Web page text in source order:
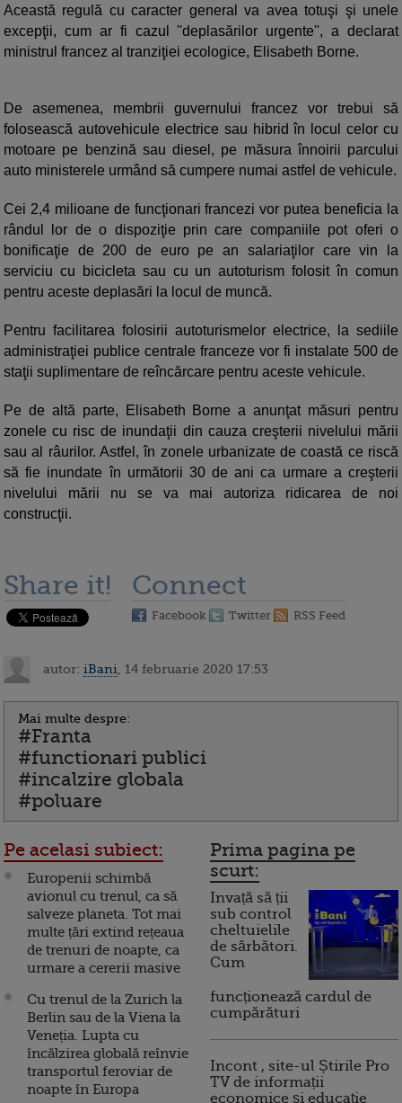
Această regulă cu caracter general va avea totuşi şi unele
excepţii, cum ar fi cazul ''deplasărilor urgente'', a declarat
ministrul francez al tranziţiei ecologice, Elisabeth Borne.
De asemenea, membrii guvernului francez vor trebui să
folosească autovehicule electrice sau hibrid în locul celor cu
motoare pe benzină sau diesel, pe măsura înnoirii parcului
auto ministerele urmând să cumpere numai astfel de vehicule.
Cei 2,4 milioane de funcţionari francezi vor putea beneficia la
rândul lor de o dispoziţie prin care companiile pot oferi o
bonificaţie de 200 de euro pe an salariaţilor care vin la
serviciu cu bicicleta sau cu un autoturism folosit în comun
pentru aceste deplasări la locul de muncă.
Pentru facilitarea folosirii autoturismelor electrice, la sediile
administraţiei publice centrale franceze vor fi instalate 500 de
staţii suplimentare de reîncărcare pentru aceste vehicule.
Pe de altă parte, Elisabeth Borne a anunţat măsuri pentru
zonele cu risc de inundaţii din cauza creşterii nivelului mării
sau al râurilor. Astfel, în zonele urbanizate de coastă ce riscă
să fie inundate în următorii 30 de ani ca urmare a creşterii
nivelului mării nu se va mai autoriza ridicarea de noi
construcţii.
Share it! Connect
Facebook Twitter RSS Feed
autor: iBani , 14 februarie 2020 17:53
Mai multe despre:
#Franta
#functionari publici
#incalzire globala
#poluare
Pe acelasi subiect:
Europenii schimbă
avionul cu trenul, ca să
salveze planeta. Tot mai
multe țări extind rețeaua
de trenuri de noapte, ca
urmare a cererii masive
Cu trenul de la Zurich la
Berlin sau de la Viena la
Veneția. Lupta cu
încălzirea globală reînvie
transportul feroviar de
noapte în Europa
Prima pagina pe
scurt:
Invață să ții
sub control
cheltuielile
de sărbători.
Cum
funcționează cardul de
cumpărături
Incont , site-ul Știrile Pro
TV de informații
economice și educație